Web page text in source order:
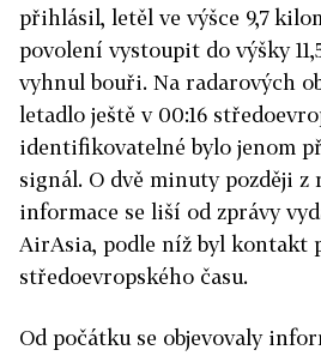
přihlásil, letěl ve výšce 9,7
povolení vystoupit do výšky
vyhnul bouři. Na radarových
letadlo ještě v 00:16
identifikovatelné bylo jenom
signál. O dvě minuty později z
informace se liší od zprávy
AirAsia, podle níž byl kontakt
středoevropského času.
Od počátku se objevovaly